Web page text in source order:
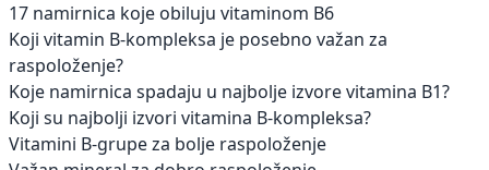
17 namirnica koje obiluju vitaminom B6
Koji vitamin B-kompleksa je posebno važan za
raspoloženje?
Koje namirnica spadaju u najbolje izvore vitamina B1?
Koji su najbolji izvori vitamina B-kompleksa?
Vitamini B-grupe za bolje raspoloženje